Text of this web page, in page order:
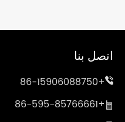
اتصل بنا
+86-15906088750
+86-595-85766661